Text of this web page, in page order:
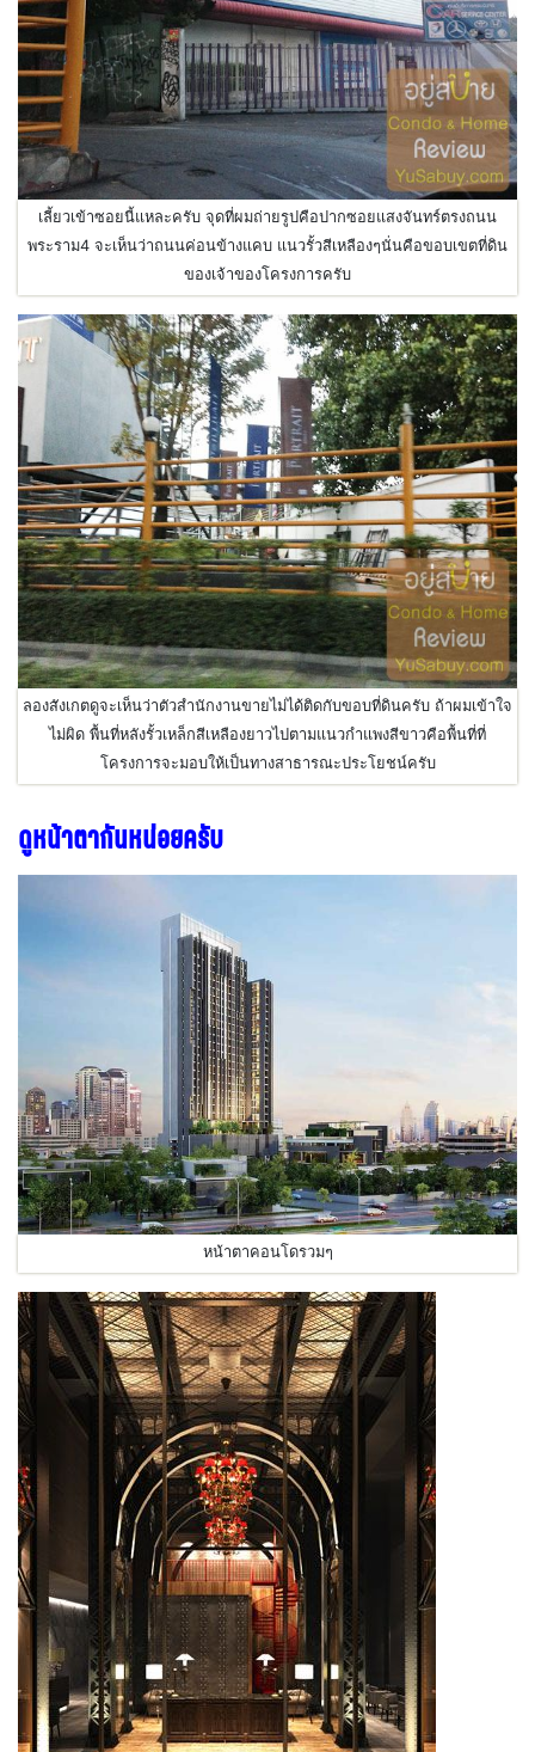
เลี้ยวเข้าซอยนี้แหละครับ จุดที่ผมถ่ายรูปคือปากซอยแสงจันทร์ตรงถนน
พระราม4 จะเห็นว่าถนนค่อนข้างแคบ แนวรั้วสีเหลืองๆนั่นคือขอบเขตที่ดิน
ของเจ้าของโครงการครับ
ลองสังเกตดูจะเห็นว่าตัวสำนักงานขายไม่ได้ติดกับขอบที่ดินครับ ถ้าผมเข้าใจ
ไม่ผิด พื้นที่หลังรั้วเหล็กสีเหลืองยาวไปตามแนวกำแพงสีขาวคือพื้นที่ที่
โครงการจะมอบให้เป็นทางสาธารณะประโยชน์ครับ
ดูหน้าตากันหน่อยครับ
หน้าตาคอนโดรวมๆ